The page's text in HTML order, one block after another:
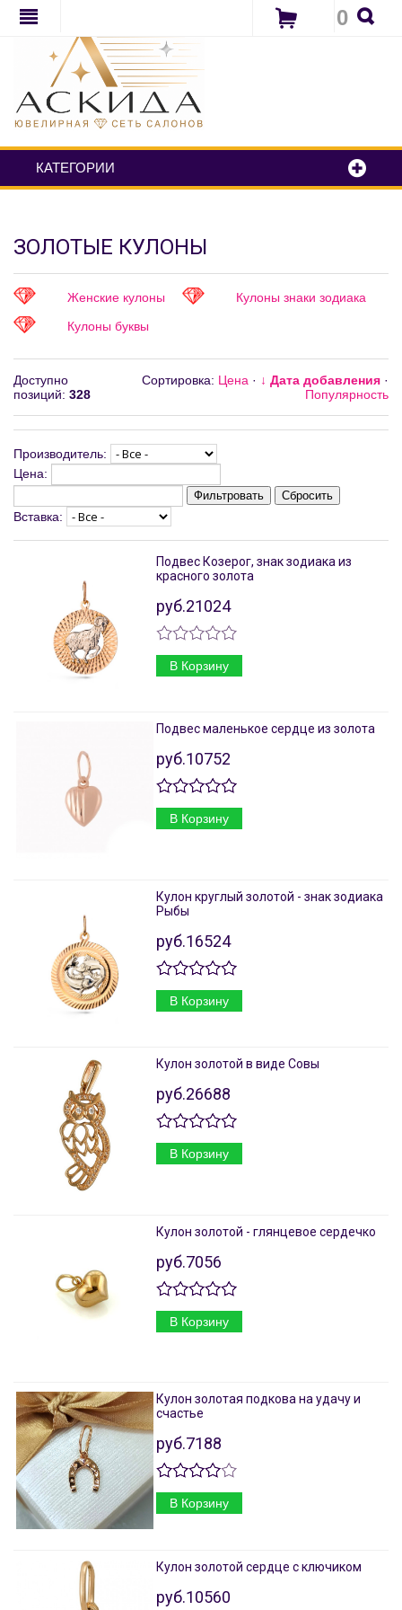
0
КАТЕГОРИИ
ЗОЛОТЫЕ КУЛОНЫ
Женские кулоны
Кулоны знаки зодиака
Кулоны буквы
Доступно
позиций: 328
Сортировка: Цена · ↓ Дата добавления ·
Популярность
Производитель:
Цена:
Фильтровать Сбросить
Вставка:
Подвес Козерог, знак зодиака из
красного золота
руб.21024
В Корзину
Подвес маленькое сердце из золота
руб.10752
В Корзину
Кулон круглый золотой - знак зодиака
Рыбы
руб.16524
В Корзину
Кулон золотой в виде Совы
руб.26688
В Корзину
Кулон золотой - глянцевое сердечко
руб.7056
В Корзину
Кулон золотая подкова на удачу и
счастье
руб.7188
В Корзину
Кулон золотой сердце с ключиком
руб.10560